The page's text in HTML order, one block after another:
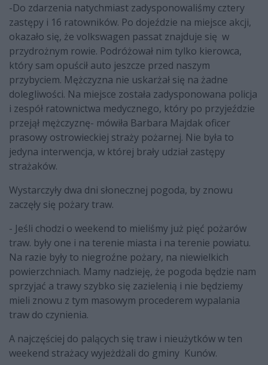
-Do zdarzenia natychmiast zadysponowaliśmy cztery
zastępy i 16 ratowników. Po dojeździe na miejsce akcji,
okazało się, że volkswagen passat znajduje się w
przydrożnym rowie. Podróżował nim tylko kierowca,
który sam opuścił auto jeszcze przed naszym
przybyciem. Mężczyzna nie uskarżał się na żadne
dolegliwości. Na miejsce została zadysponowana policja
i zespół ratownictwa medycznego, który po przyjeździe
przejął mężczyznę- mówiła Barbara Majdak oficer
prasowy ostrowieckiej straży pożarnej. Nie była to
jedyna interwencja, w której brały udział zastępy
strażaków.
Wystarczyły dwa dni słonecznej pogoda, by znowu
zaczęły się pożary traw.
- Jeśli chodzi o weekend to mieliśmy już pięć pożarów
traw. były one i na terenie miasta i na terenie powiatu.
Na razie były to niegroźne pożary, na niewielkich
powierzchniach. Mamy nadzieję, że pogoda będzie nam
sprzyjać a trawy szybko się zazielenią i nie będziemy
mieli znowu z tym masowym procederem wypalania
traw do czynienia.
A najczęściej do palących się traw i nieużytków w ten
weekend strażacy wyjeżdżali do gminy Kunów.